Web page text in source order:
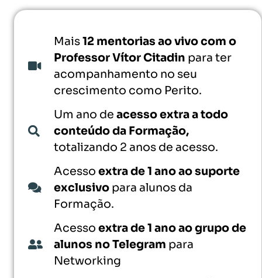
Mais12 mentorias ao vivo com o
Professor Vítor Citadin para ter
acompanhamento no seu
crescimento como Perito.
Um ano de acesso extra a todo
conteúdo da Formação,
totalizando 2 anos de acesso.
Acesso extra de 1 ano ao suporte
exclusivo para alunos da
Formação.
Acesso extra de 1 ano ao grupo de
alunos no Telegram para
Networking